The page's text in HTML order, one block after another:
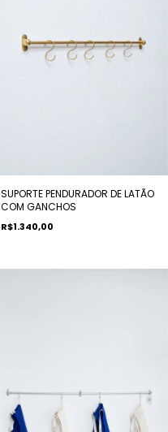
SUPORTE PENDURADOR DE LATÃO
COM GANCHOS
R$1.340,00